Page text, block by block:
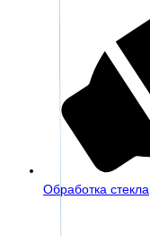
Обработка стекла